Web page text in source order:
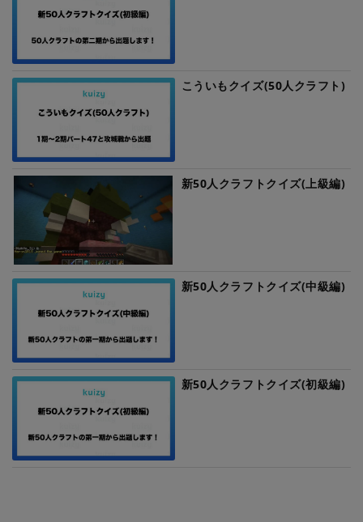
こういもクイズ(50人クラフト)
新50人クラフトクイズ(上級編)
新50人クラフトクイズ(中級編)
新50人クラフトクイズ(初級編)